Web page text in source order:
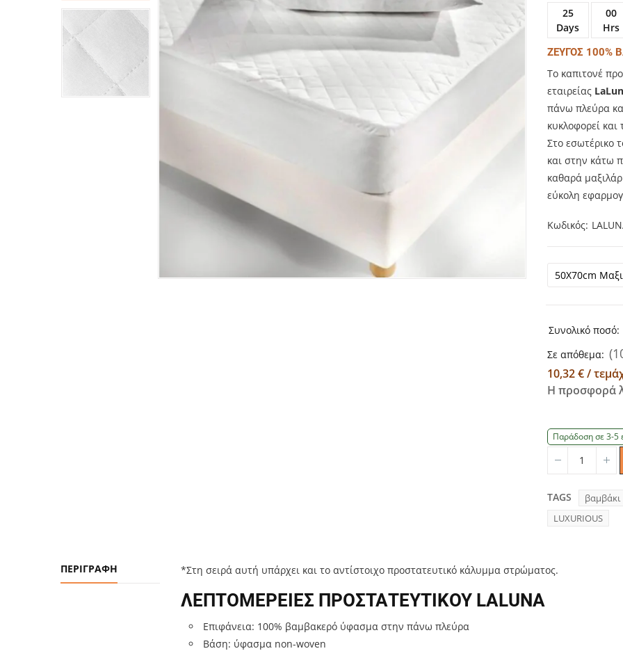
25
Days
00
Hrs
ΖΕΥΓΟΣ 100%
Το καπιτονέ
εταιρείας
πάνω πλεύρα
κυκλοφορεί
Στο εσωτέρικο
και στην κάτω
καθαρά
εύκολη
Κωδικός
Συνολικό ποσό:
Σε απόθεμα:
10,32 € /
Η προσφορά
Παράδοση σε 3-5
Quantity
TAGS
βαμβάκι
LUXURIOUS
ΠΕΡΙΓΡΑΦΉ *Στη σειρά αυτή υπάρχει και το αντίστοιχο προστατευτικό κάλυμμα στρώματος.
ΛΕΠΤΟΜΕΡΕΙΕΣ ΠΡΟΣΤΑΤΕΥΤΙΚΟΥ LALUNA
Επιφάνεια: 100% βαμβακερό ύφασμα στην πάνω πλεύρα
Βάση: ύφασμα non-woven